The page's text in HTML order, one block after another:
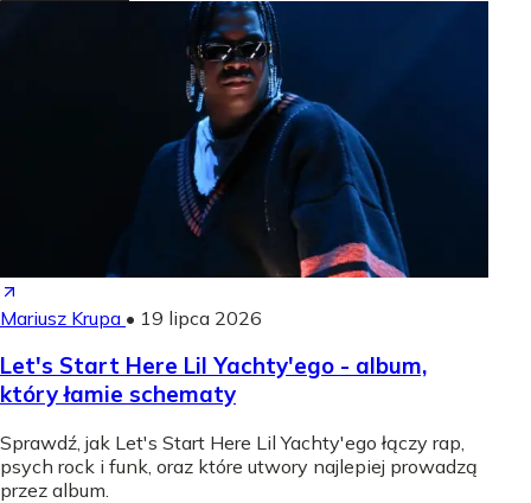
Mariusz Krupa • 19 lipca 2026
Let's Start Here Lil Yachty'ego - album,
który łamie schematy
Sprawdź, jak Let's Start Here Lil Yachty'ego łączy rap,
psych rock i funk, oraz które utwory najlepiej prowadzą
przez album.